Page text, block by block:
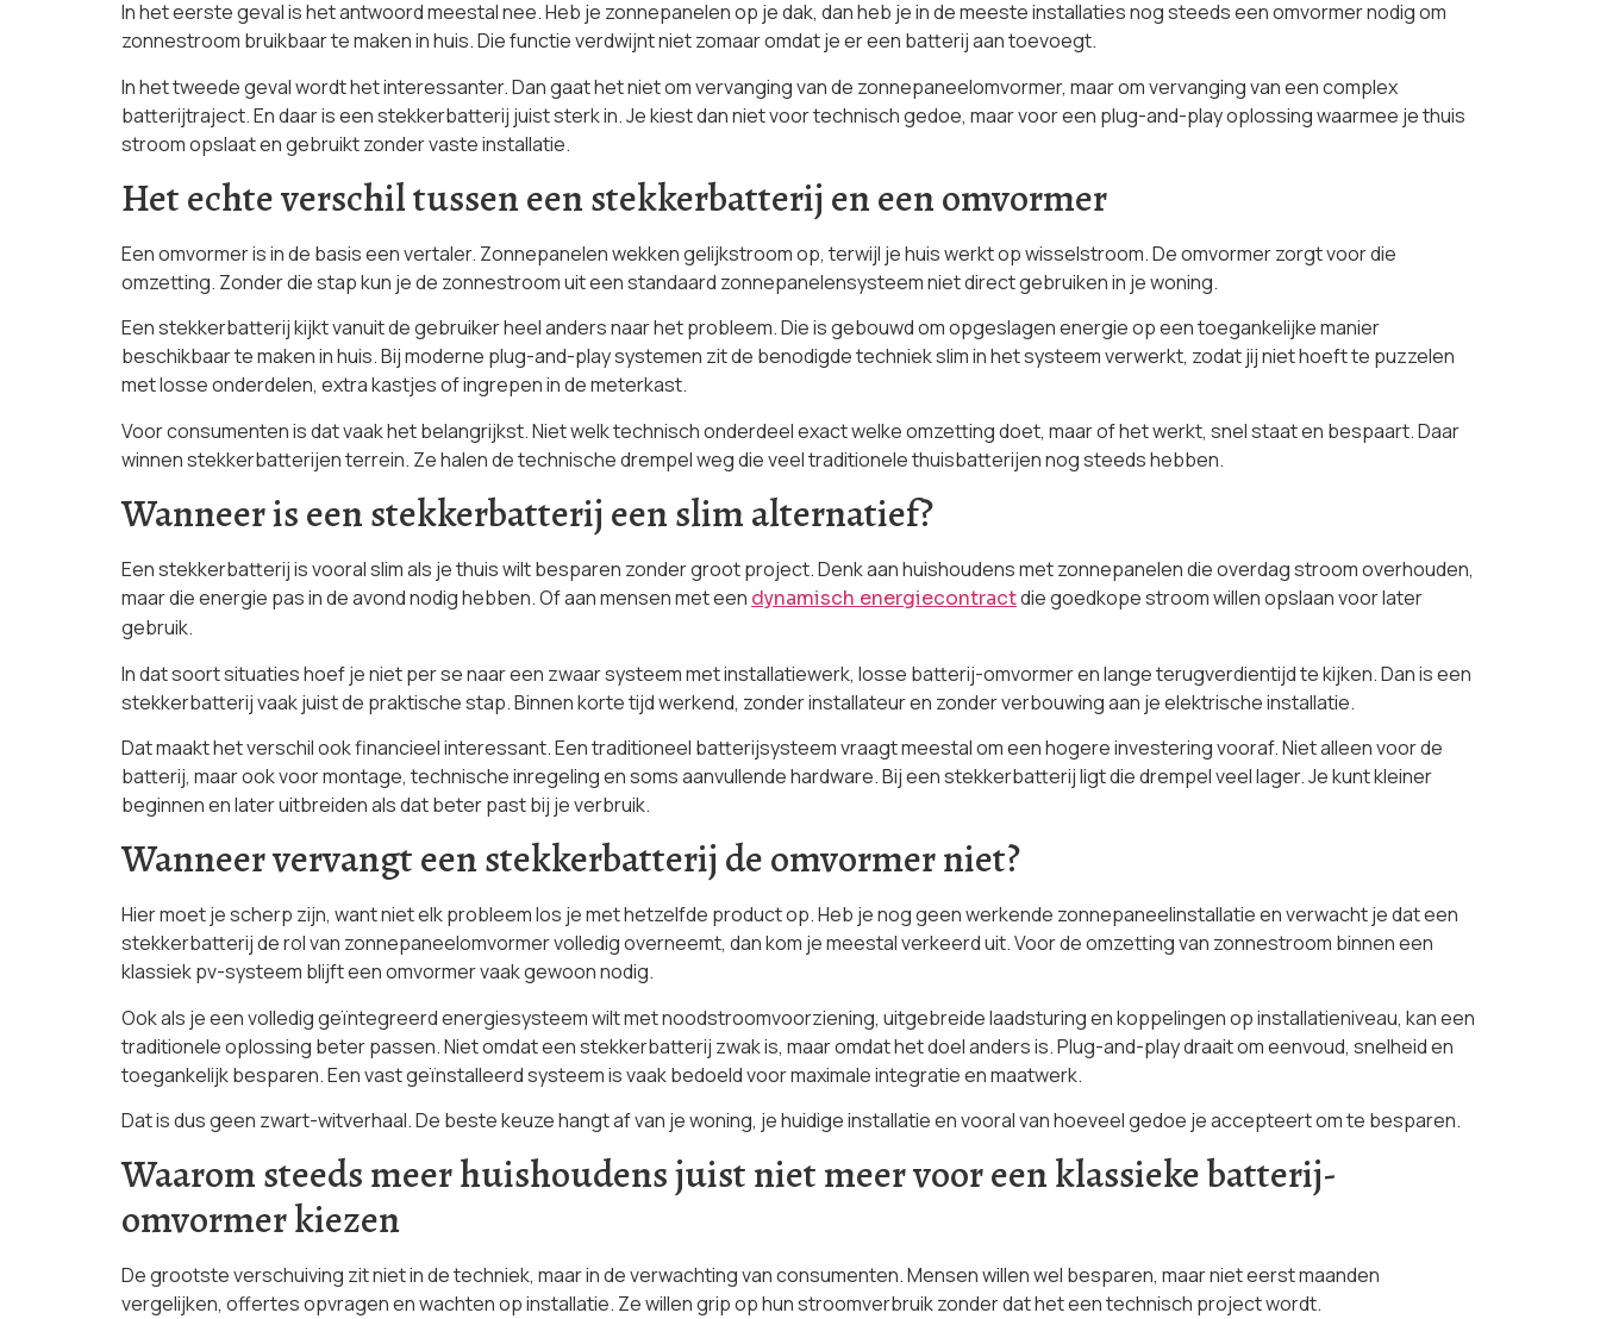
In het eerste geval is het antwoord meestal nee. Heb je zonnepanelen op je dak, dan heb je in de meeste installaties nog steeds een omvormer nodig om
zonnestroom bruikbaar te maken in huis. Die functie verdwijnt niet zomaar omdat je er een batterij aan toevoegt.
In het tweede geval wordt het interessanter. Dan gaat het niet om vervanging van de zonnepaneelomvormer, maar om vervanging van een complex
batterijtraject. En daar is een stekkerbatterij juist sterk in. Je kiest dan niet voor technisch gedoe, maar voor een plug-and-play oplossing waarmee je thuis
stroom opslaat en gebruikt zonder vaste installatie.
Het echte verschil tussen een stekkerbatterij en een omvormer
Een omvormer is in de basis een vertaler. Zonnepanelen wekken gelijkstroom op, terwijl je huis werkt op wisselstroom. De omvormer zorgt voor die
omzetting. Zonder die stap kun je de zonnestroom uit een standaard zonnepanelensysteem niet direct gebruiken in je woning.
Een stekkerbatterij kijkt vanuit de gebruiker heel anders naar het probleem. Die is gebouwd om opgeslagen energie op een toegankelijke manier
beschikbaar te maken in huis. Bij moderne plug-and-play systemen zit de benodigde techniek slim in het systeem verwerkt, zodat jij niet hoeft te puzzelen
met losse onderdelen, extra kastjes of ingrepen in de meterkast.
Voor consumenten is dat vaak het belangrijkst. Niet welk technisch onderdeel exact welke omzetting doet, maar of het werkt, snel staat en bespaart. Daar
winnen stekkerbatterijen terrein. Ze halen de technische drempel weg die veel traditionele thuisbatterijen nog steeds hebben.
Wanneer is een stekkerbatterij een slim alternatief?
Een stekkerbatterij is vooral slim als je thuis wilt besparen zonder groot project. Denk aan huishoudens met zonnepanelen die overdag stroom overhouden,
maar die energie pas in de avond nodig hebben. Of aan mensen met een dynamisch energiecontractdie goedkope stroom willen opslaan voor later
gebruik.
In dat soort situaties hoef je niet per se naar een zwaar systeem met installatiewerk, losse batterij-omvormer en lange terugverdientijd te kijken. Dan is een
stekkerbatterij vaak juist de praktische stap. Binnen korte tijd werkend, zonder installateur en zonder verbouwing aan je elektrische installatie.
Dat maakt het verschil ook financieel interessant. Een traditioneel batterijsysteem vraagt meestal om een hogere investering vooraf. Niet alleen voor de
batterij, maar ook voor montage, technische inregeling en soms aanvullende hardware. Bij een stekkerbatterij ligt die drempel veel lager. Je kunt kleiner
beginnen en later uitbreiden als dat beter past bij je verbruik.
Wanneer vervangt een stekkerbatterij de omvormer niet?
Hier moet je scherp zijn, want niet elk probleem los je met hetzelfde product op. Heb je nog geen werkende zonnepaneelinstallatie en verwacht je dat een
stekkerbatterij de rol van zonnepaneelomvormer volledig overneemt, dan kom je meestal verkeerd uit. Voor de omzetting van zonnestroom binnen een
klassiek pv-systeem blijft een omvormer vaak gewoon nodig.
Ook als je een volledig geïntegreerd energiesysteem wilt met noodstroomvoorziening, uitgebreide laadsturing en koppelingen op installatieniveau, kan een
traditionele oplossing beter passen. Niet omdat een stekkerbatterij zwak is, maar omdat het doel anders is. Plug-and-play draait om eenvoud, snelheid en
toegankelijk besparen. Een vast geïnstalleerd systeem is vaak bedoeld voor maximale integratie en maatwerk.
Dat is dus geen zwart-witverhaal. De beste keuze hangt af van je woning, je huidige installatie en vooral van hoeveel gedoe je accepteert om te besparen.
Waarom steeds meer huishoudens juist niet meer voor een klassieke batterij-
omvormer kiezen
De grootste verschuiving zit niet in de techniek, maar in de verwachting van consumenten. Mensen willen wel besparen, maar niet eerst maanden
vergelijken, offertes opvragen en wachten op installatie. Ze willen grip op hun stroomverbruik zonder dat het een technisch project wordt.